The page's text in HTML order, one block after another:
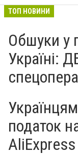
ТОП НОВИНИ
Обшуки у
Україні:
податок
AliExpress